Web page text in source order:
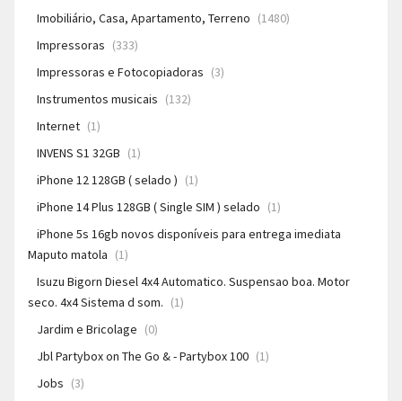
Imobiliário, Casa, Apartamento, Terreno (1480)
Impressoras (333)
Impressoras e Fotocopiadoras (3)
Instrumentos musicais (132)
Internet (1)
INVENS S1 32GB (1)
iPhone 12 128GB ( selado ) (1)
iPhone 14 Plus 128GB ( Single SIM ) selado (1)
iPhone 5s 16gb novos disponíveis para entrega imediata
Maputo matola (1)
Isuzu Bigorn Diesel 4x4 Automatico. Suspensao boa. Motor
seco. 4x4 Sistema d som. (1)
Jardim e Bricolage (0)
Jbl Partybox on The Go & - Partybox 100 (1)
Jobs (3)